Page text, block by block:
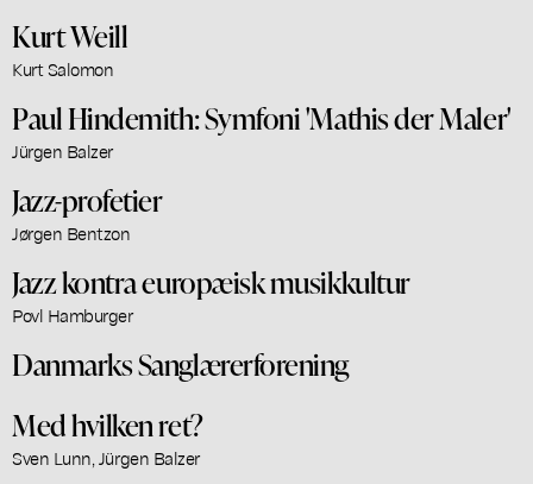
Kurt Weill
Kurt Salomon
Paul Hindemith: Symfoni 'Mathis der Maler'
Jürgen Balzer
Jazz-profetier
Jørgen Bentzon
Jazz kontra europæisk musikkultur
Povl Hamburger
Danmarks Sanglærerforening
Med hvilken ret?
Sven Lunn, Jürgen Balzer